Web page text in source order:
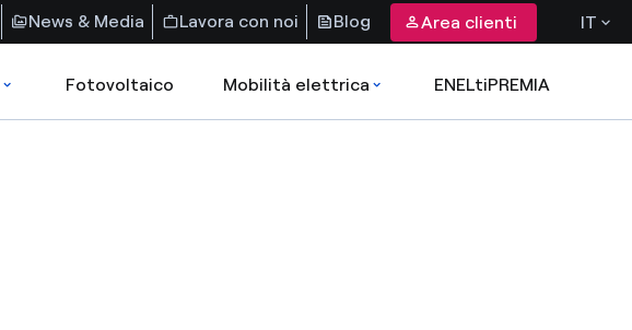
News & Media Lavora con noi Blog Area clienti IT
Fotovoltaico Mobilità elettrica ENELtiPREMIA